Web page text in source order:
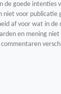
de goede intenties
niet voor publicatie
af voor wat in de
en mening